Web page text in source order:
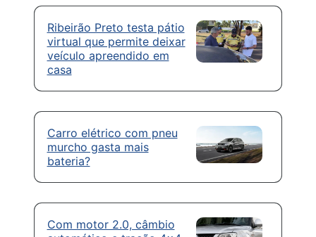
Ribeirão Preto testa pátio
virtual que permite deixar
veículo apreendido em
casa
Carro elétrico com pneu
murcho gasta mais
bateria?
Com motor 2.0, câmbio